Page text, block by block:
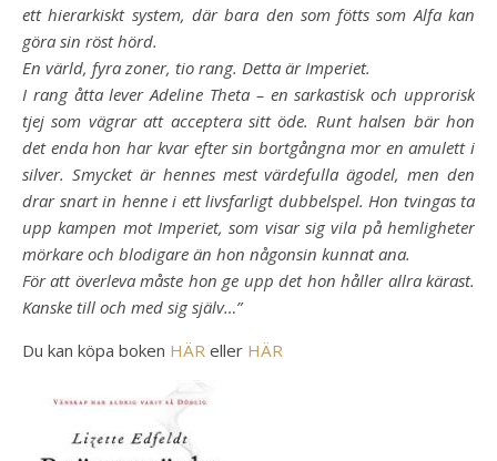
ett hierarkiskt system, där bara den som fötts som Alfa kan
göra sin röst hörd.
En värld, fyra zoner, tio rang. Detta är Imperiet.
I rang åtta lever Adeline Theta – en sarkastisk och upprorisk
tjej som vägrar att acceptera sitt öde. Runt halsen bär hon
det enda hon har kvar efter sin bortgångna mor en amulett i
silver. Smycket är hennes mest värdefulla ägodel, men den
drar snart in henne i ett livsfarligt dubbelspel. Hon tvingas ta
upp kampen mot Imperiet, som visar sig vila på hemligheter
mörkare och blodigare än hon någonsin kunnat ana.
För att överleva måste hon ge upp det hon håller allra kärast.
Kanske till och med sig själv…”
Du kan köpa boken HÄR eller HÄR